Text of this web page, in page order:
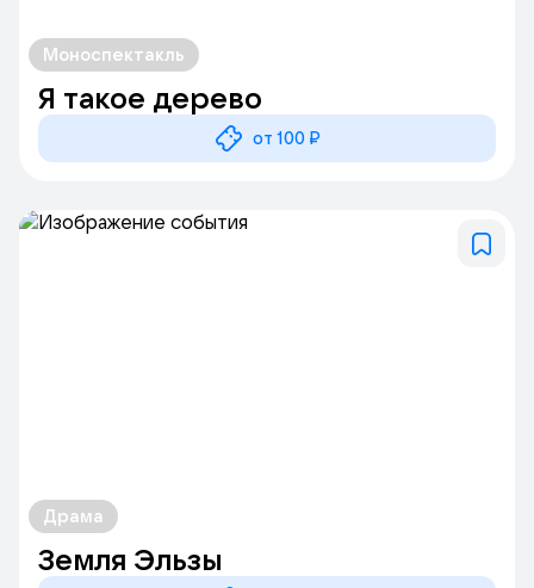
Моноспектакль
Я такое дерево
от 100 ₽
Драма
Земля Эльзы